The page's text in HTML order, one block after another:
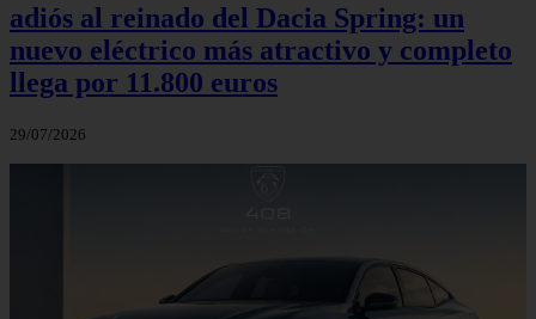
adiós al reinado del Dacia Spring: un
nuevo eléctrico más atractivo y completo
llega por 11.800 euros
29/07/2026